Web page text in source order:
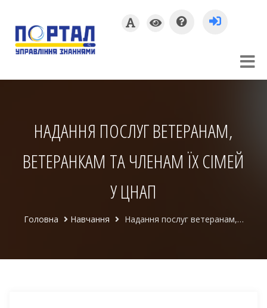
НАДАННЯ ПОСЛУГ ВЕТЕРАНАМ,
ВЕТЕРАНКАМ ТА ЧЛЕНАМ ЇХ СІМЕЙ
У ЦНАП
Головна Навчання Надання послуг ветеранам, ветеранкам та членам їх сімей у ЦНАП